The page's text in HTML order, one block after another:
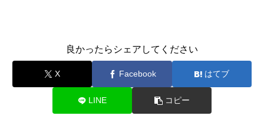
良かったらシェアしてください
X Facebook はてブ
LINE コピー